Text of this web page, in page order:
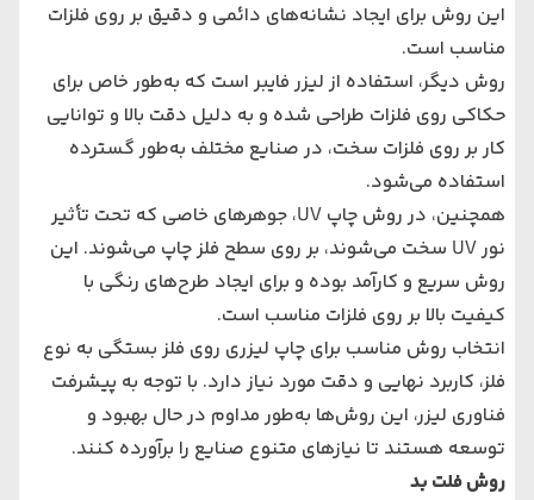
این روش برای ایجاد نشانه‌های دائمی و دقیق بر روی فلزات
مناسب است.
روش دیگر، استفاده از لیزر فایبر است که به‌طور خاص برای
حکاکی روی فلزات طراحی شده و به دلیل دقت بالا و توانایی
کار بر روی فلزات سخت، در صنایع مختلف به‌طور گسترده
استفاده می‌شود.
همچنین، در روش چاپ UV، جوهرهای خاصی که تحت تأثیر
نور UV سخت می‌شوند، بر روی سطح فلز چاپ می‌شوند. این
روش سریع و کارآمد بوده و برای ایجاد طرح‌های رنگی با
کیفیت بالا بر روی فلزات مناسب است.
انتخاب روش مناسب برای چاپ لیزری روی فلز بستگی به نوع
فلز، کاربرد نهایی و دقت مورد نیاز دارد. با توجه به پیشرفت
فناوری لیزر، این روش‌ها به‌طور مداوم در حال بهبود و
توسعه هستند تا نیازهای متنوع صنایع را برآورده کنند.
روش فلت بد